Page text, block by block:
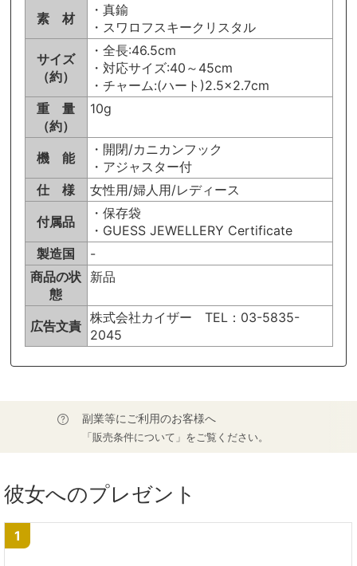
素 材
・真鍮
・スワロフスキークリスタル
サイズ
（約）
・全長:46.5cm
・対応サイズ:40～45cm
・チャーム:(ハート)2.5×2.7cm
重 量
（約）
10g
機 能
・開閉/カニカンフック
・アジャスター付
仕 様
女性用/婦人用/レディース
付属品
・保存袋
・GUESS JEWELLERY Certificate
製造国
-
商品の状
態
新品
広告文責
株式会社カイザー TEL：03-5835-
2045
副業等にご利用のお客様へ
「販売条件について」をご覧ください。
彼女へのプレゼント
1